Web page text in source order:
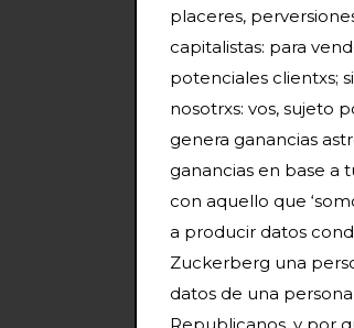
placeres,
capitalistas: para
potenciales clientxs;
nosotrxs: vos, sujeto
genera ganancias
ganancias en base a
con aquello que
a producir datos
Zuckerberg una
datos de una